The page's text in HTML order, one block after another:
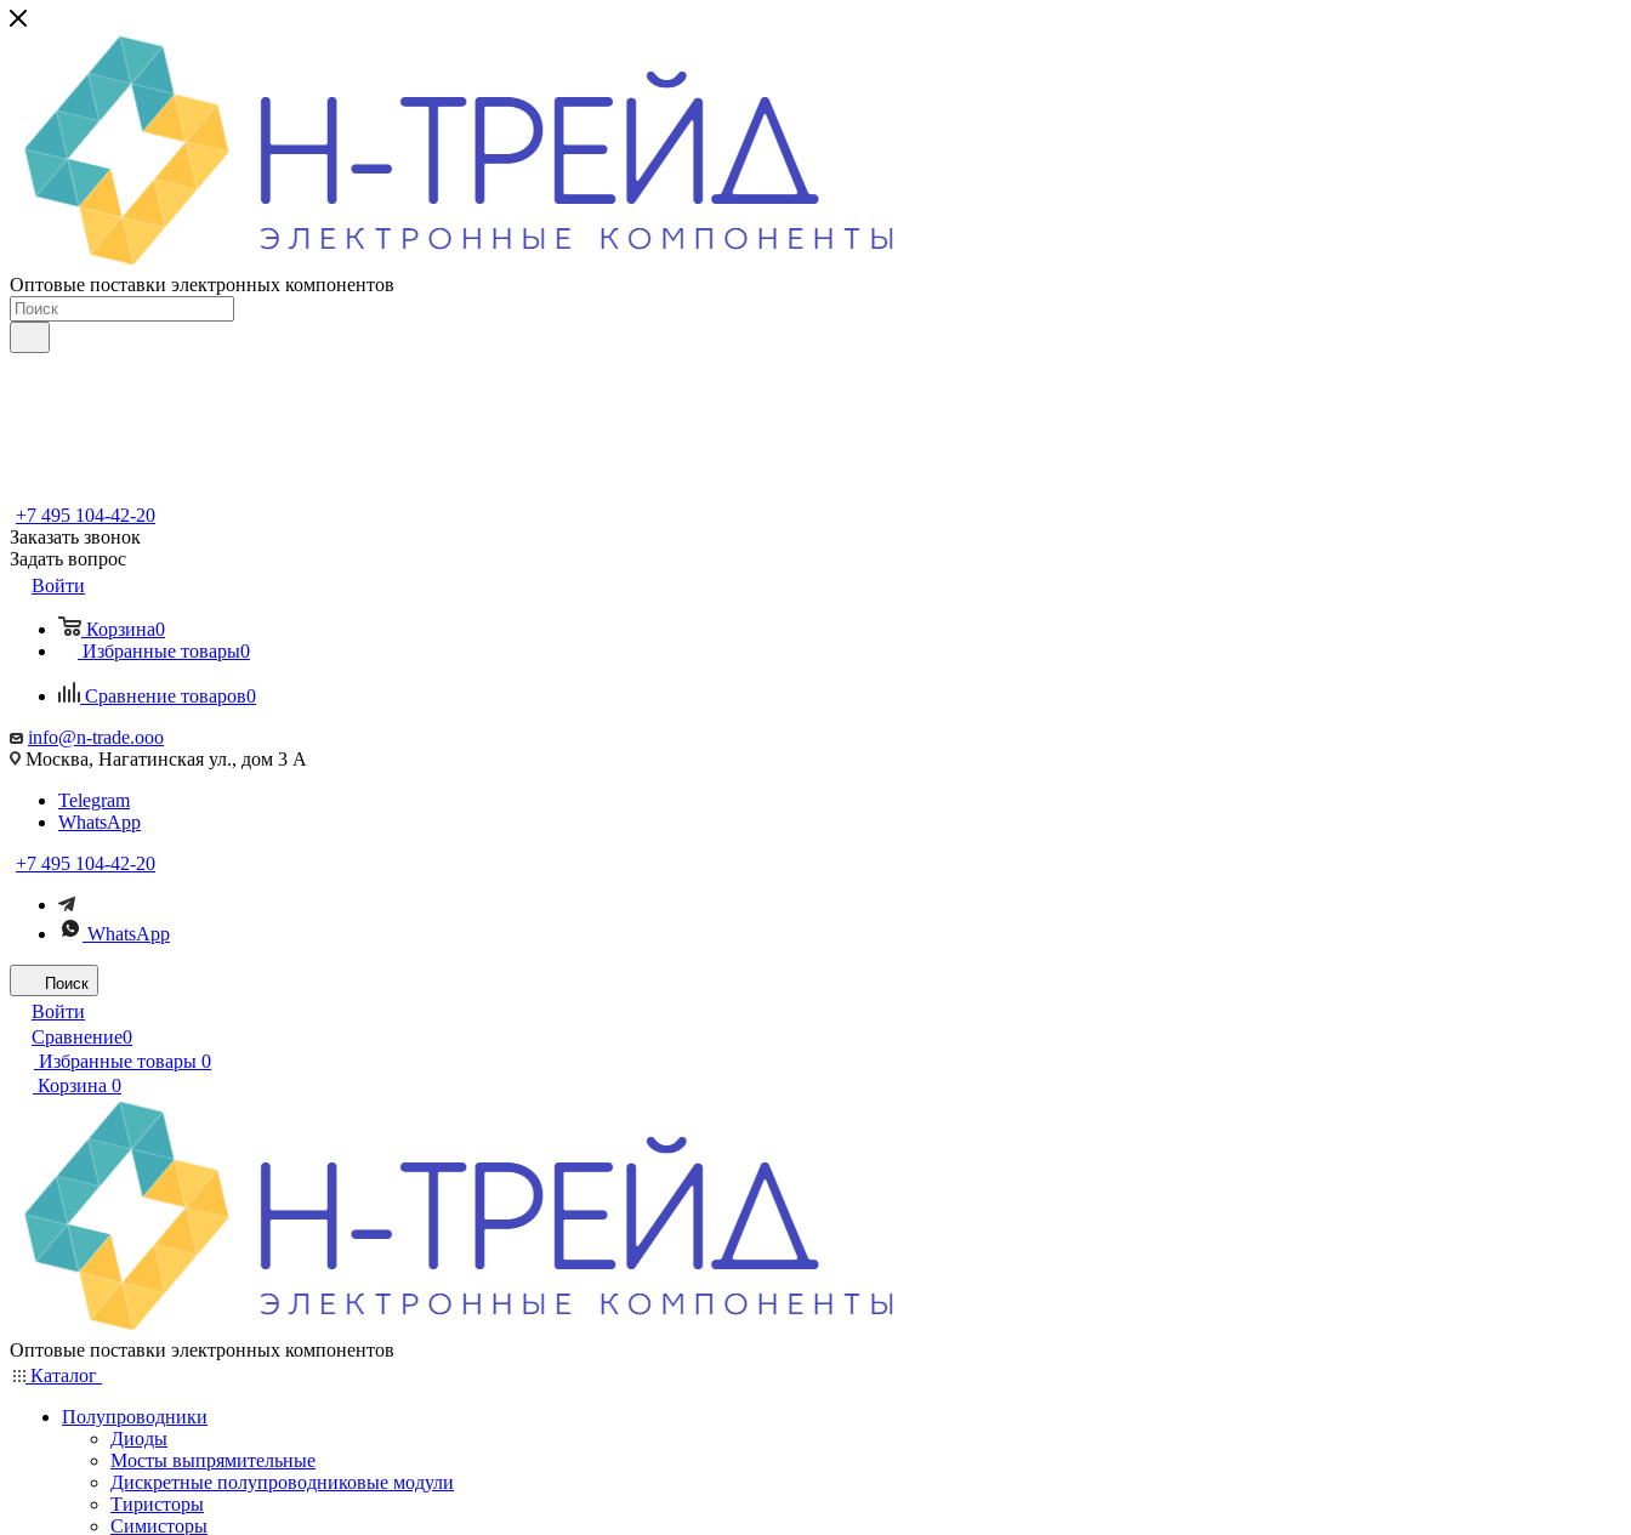
Оптовые поставки электронных компонентов
+7 495 104-42-20
Заказать звонок
Задать вопрос
Войти
Корзина0
Избранные товары0
Сравнение товаров0
info@n-trade.ooo
Москва, Нагатинская ул., дом 3 А
Telegram
WhatsApp
+7 495 104-42-20
WhatsApp
Поиск
Войти
Сравнение0
Избранные товары 0
Корзина 0
Оптовые поставки электронных компонентов
Каталог
Полупроводники
Диоды
Мосты выпрямительные
Дискретные полупроводниковые модули
Тиристоры
Симисторы